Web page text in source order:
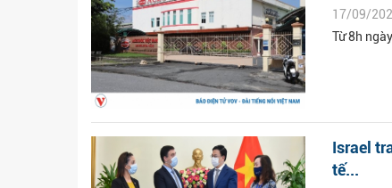
17/09/
Từ 8h
Israel
tế...